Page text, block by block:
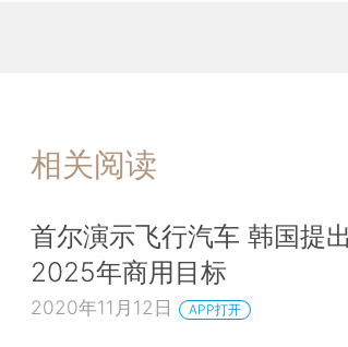
相关阅读
首尔演示飞行汽车 韩国提出
2025年商用目标
2020年11月12日 APP打开